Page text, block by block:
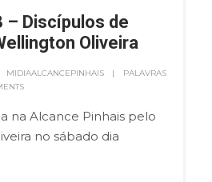
– Discípulos de
Oliveira
MIDIAALCANCEPINHAIS
PALAVRAS
na Alcance Pinhais pelo
no sábado dia